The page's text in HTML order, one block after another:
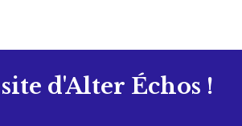
d'Alter Échos !